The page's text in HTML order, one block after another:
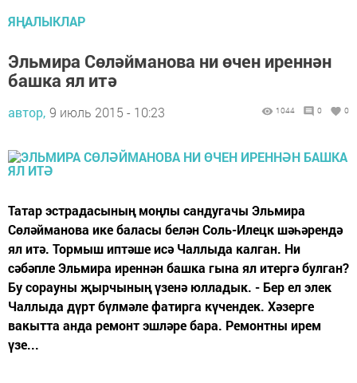
ЯҢАЛЫКЛАР
Эльмира Сөләйманова ни өчен иреннән
башка ял итә
автор, 9 июль 2015 - 10:23 1044 0 0
Татар эстрадасының моңлы сандугачы Эльмира
Сөләйманова ике баласы белән Соль-Илецк шәһәрендә
ял итә. Тормыш иптәше исә Чаллыда калган. Ни
сәбәпле Эльмира иреннән башка гына ял итергә булган?
Бу сорауны җырчының үзенә юлладык. - Бер ел элек
Чаллыда дүрт бүлмәле фатирга күчендек. Хәзерге
вакытта анда ремонт эшләре бара. Ремонтны ирем
үзе...